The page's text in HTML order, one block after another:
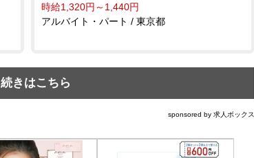
時給1,320円～1,440円
アルバイト・パート / 東京都
続きはこちら
sponsored by 求人ボックス